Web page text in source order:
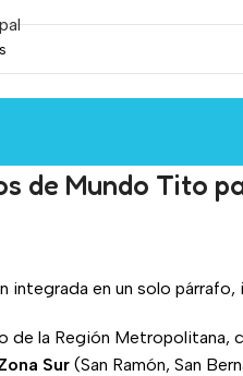
de Mundo Tito
integrada en un solo
de la Región Metropolitana,
Sur (San Ramón, San